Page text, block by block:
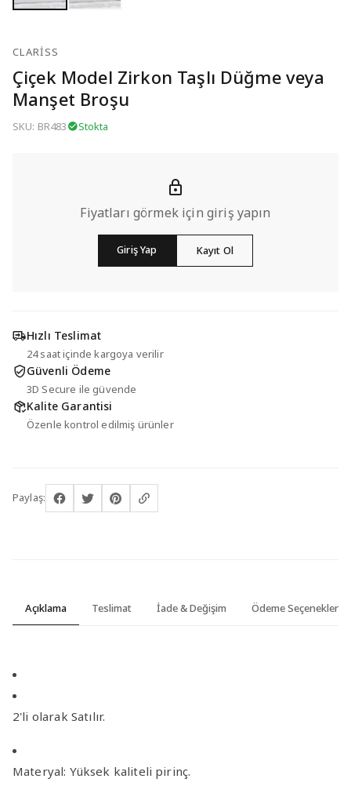
CLARISS
Çiçek Model Zirkon Taşlı Düğme veya
Manşet Broşu
SKU: BR483 Stokta
Fiyatları görmek için giriş yapın
Giriş Yap Kayıt Ol
Hızlı Teslimat
24 saat içinde kargoya verilir
Güvenli Ödeme
3D Secure ile güvende
Kalite Garantisi
Özenle kontrol edilmiş ürünler
Paylaş:
Açıklama Teslimat İade & Değişim Ödeme Seçenekleri
2'li olarak Satılır.
Materyal: Yüksek kaliteli pirinç.